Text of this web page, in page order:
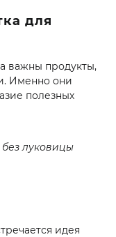
для
важны продукты,
Именно они
полезных
луковицы
идея